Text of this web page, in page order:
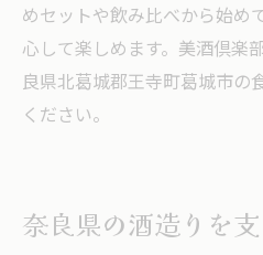
めセットや飲み比べから始め
心して楽しめます。美酒倶楽
良県北葛城郡王寺町葛城市の
ください。
奈良県の酒造りを